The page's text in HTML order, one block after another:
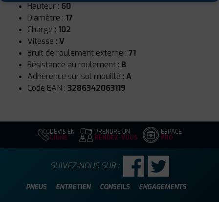
Hauteur : 60
Diamètre : 17
Charge : 102
Vitesse : V
Bruit de roulement externe : 71
Résistance au roulement : B
Adhérence sur sol mouillé : A
Code EAN : 3286342063119
DEVIS EN
LIGNE
PRENDRE UN
RENDEZ-VOUS
ESPACE
PRO
PNEUS ENTRETIEN CONSEILS ENGAGEMENTS
SUIVEZ-NOUS SUR :